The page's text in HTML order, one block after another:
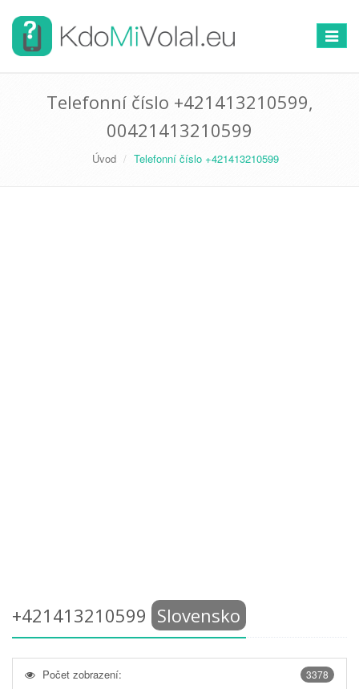
Telefonní číslo +421413210599,
00421413210599
Úvod Telefonní číslo +421413210599
+421413210599 Slovensko
3378
Počet zobrazení: